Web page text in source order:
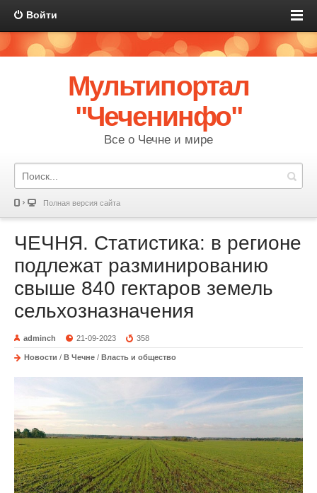
Войти
Мультипортал
"Чеченинфо"
Все о Чечне и мире
Полная версия сайта
ЧЕЧНЯ. Статистика: в регионе
подлежат разминированию
свыше 840 гектаров земель
сельхозназначения
adminch 21-09-2023 358
Новости / В Чечне / Власть и общество